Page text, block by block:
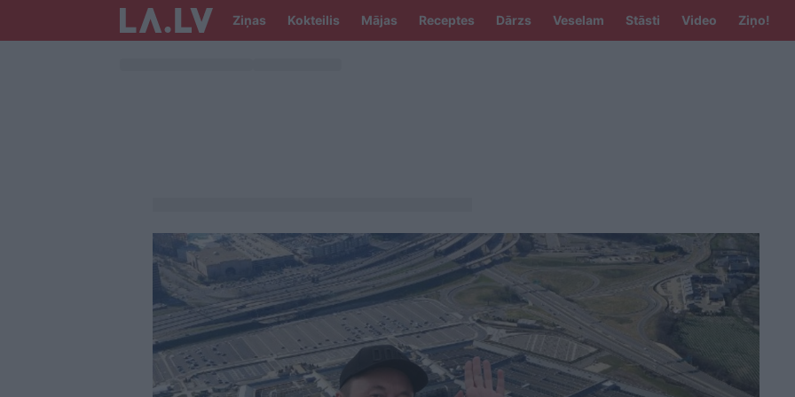
Ziņas Kokteilis Mājas Receptes Dārzs Veselam Stāsti Video Ziņo!